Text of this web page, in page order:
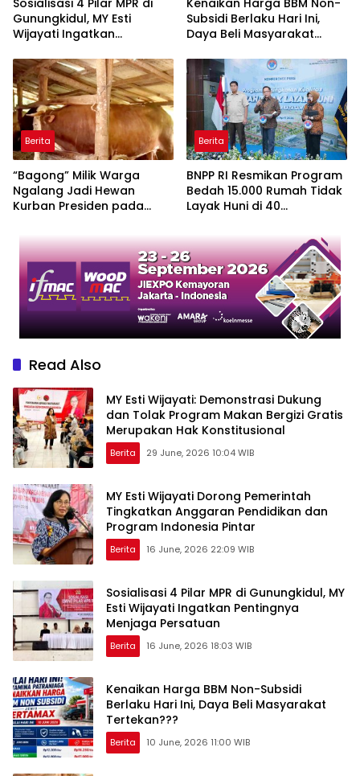
Sosialisasi 4 Pilar MPR di
Gunungkidul, MY Esti
Wijayati Ingatkan
Persatuan
Kenaikan Harga BBM Non-
Subsidi Berlaku Hari Ini,
Daya Beli Masyarakat
Berita
“Bagong” Milik Warga
Ngalang Jadi Hewan
Kurban Presiden pada
Berita
BNPP RI Resmikan Program
Bedah 15.000 Rumah Tidak
Layak Huni di 40
Perbatasan
Read Also
MY Esti Wijayati: Demonstrasi Dukung
dan Tolak Program Makan Bergizi Gratis
Merupakan Hak Konstitusional
Berita 29 June, 2026 10:04 WIB
MY Esti Wijayati Dorong Pemerintah
Tingkatkan Anggaran Pendidikan dan
Program Indonesia Pintar
Berita 16 June, 2026 22:09 WIB
Sosialisasi 4 Pilar MPR di Gunungkidul, MY
Esti Wijayati Ingatkan Pentingnya
Menjaga Persatuan
Berita 16 June, 2026 18:03 WIB
Kenaikan Harga BBM Non-Subsidi
Berlaku Hari Ini, Daya Beli Masyarakat
Tertekan???
Berita 10 June, 2026 11:00 WIB